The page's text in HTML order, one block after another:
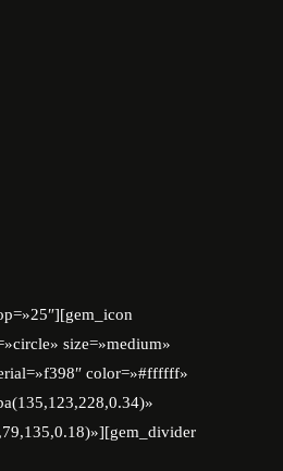
size=»medium»
color=»#ffffff»